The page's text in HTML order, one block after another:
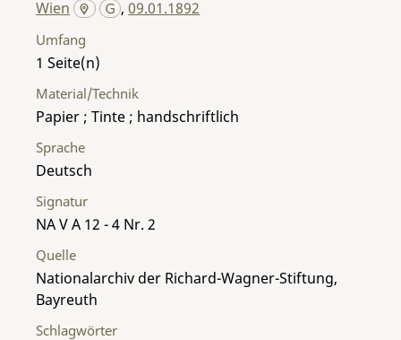
Wien ,09.01.1892
Umfang
1
Material/Technik
Papier ; Tinte ; handschriftlich
Sprache
Deutsch
Signatur
NA V A 12 - 4 Nr. 2
Quelle
Nationalarchiv der Richard-Wagner-Stiftung,
Bayreuth
Schlagwörter